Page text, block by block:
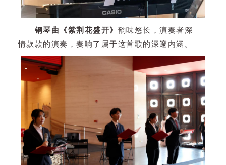
钢琴曲《紫荆花盛开》 韵味悠长，演奏者深
情款款的演奏，奏响了属于这首歌的深邃内涵。